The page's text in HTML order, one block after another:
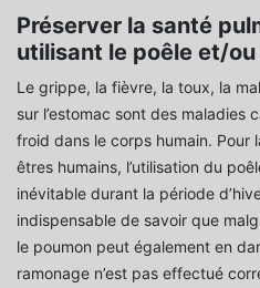
Préserver la santé
utilisant le poêle et/
Le grippe, la fièvre, la toux, la
sur l’estomac sont des maladies
froid dans le corps humain. Pour
êtres humains, l’utilisation du
inévitable durant la période
indispensable de savoir que
le poumon peut également en
ramonage n’est pas effectué